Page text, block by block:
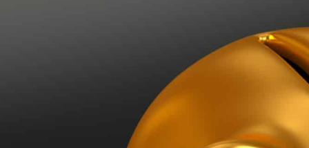
UNGLEICHHEIT UND
MACHT
EUROPA
Da ist das
als
bleibt der
Staat, dem Sie ja
die
verrenteten